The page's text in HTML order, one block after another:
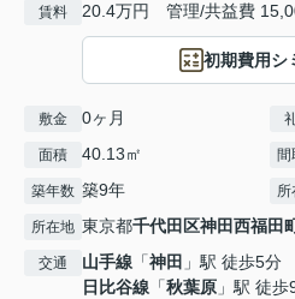
賃料 20.4万円 管理/共益費
初期費用シ
敷金 0ヶ月
面積 40.13㎡ 間
築年数 築9年 所
所在地 東京都千代田区神田西福田
交通 山手線 「神田 」駅 徒歩5分
日比谷線 「秋葉原 」駅 徒歩